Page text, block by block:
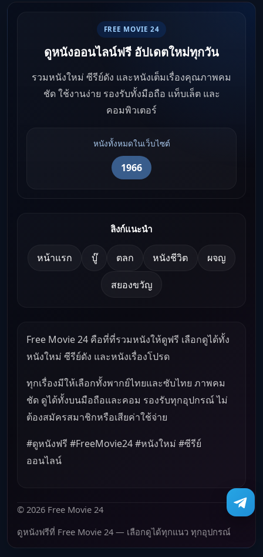
FREE MOVIE 24
ดูหนังออนไลน์ฟรี อัปเดตใหม่ทุกวัน
รวมหนังใหม่ ซีรีย์ดัง และหนังเต็มเรื่องคุณภาพคม
ชัด ใช้งานง่าย รองรับทั้งมือถือ แท็บเล็ต และ
คอมพิวเตอร์
หนังทั้งหมดในเว็บไซต์
1966
ลิงก์แนะนำ
หน้าแรก บู๊ ตลก หนังชีวิต ผจญ
สยองขวัญ
Free Movie 24 คือที่ที่รวมหนังให้ดูฟรี เลือกดูได้ทั้ง
หนังใหม่ ซีรีย์ดัง และหนังเรื่องโปรด
ทุกเรื่องมีให้เลือกทั้งพากย์ไทยและซับไทย ภาพคม
ชัด ดูได้ทั้งบนมือถือและคอม รองรับทุกอุปกรณ์ ไม่
ต้องสมัครสมาชิกหรือเสียค่าใช้จ่าย
#ดูหนังฟรี #FreeMovie24 #หนังใหม่ #ซีรีย์
ออนไลน์
© 2026 Free Movie 24
ดูหนังฟรีที่ Free Movie 24 — เลือกดูได้ทุกแนว ทุกอุปกรณ์